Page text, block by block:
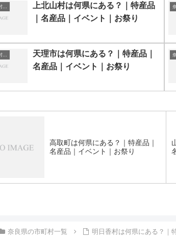
奈良県の市町村一覧
上北山村は何県にある？｜特産品
｜名産品｜イベント｜お祭り
奈良県の市町村一覧
天理市は何県にある？｜特産品｜
名産品｜イベント｜お祭り
高取町は何県にある？｜特産品｜
名産品｜イベント｜お祭り
奈良県の市町村一覧 明日香村は何県にある？｜